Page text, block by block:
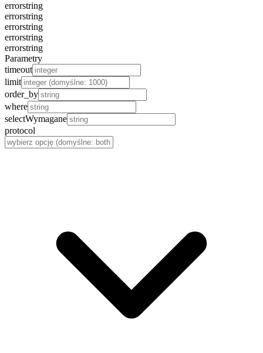
errorstring
errorstring
errorstring
errorstring
errorstring
Parametry
timeout
limit
order_by
where
selectWymagane
protocol